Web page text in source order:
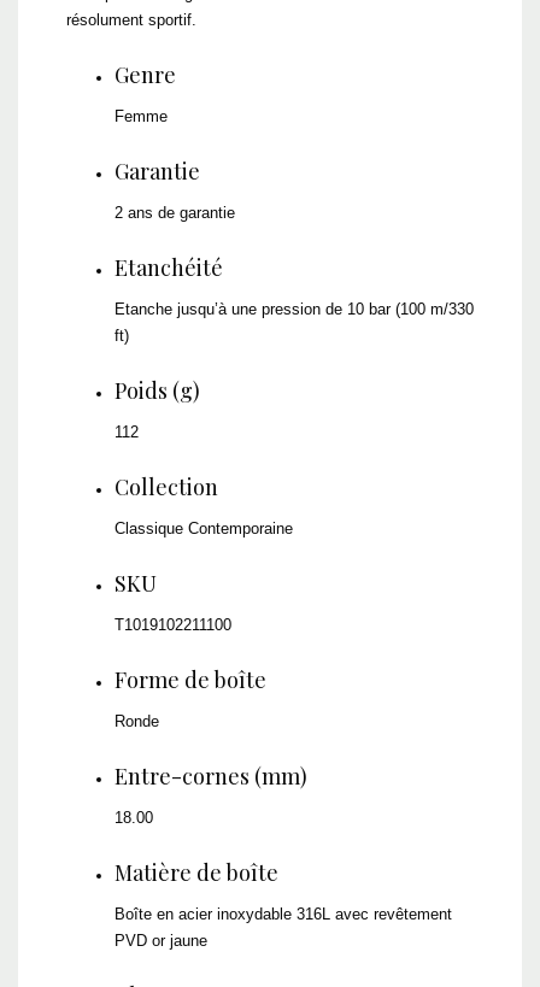
résolument sportif.
Genre
Femme
Garantie
2 ans de garantie
Etanchéité
Etanche jusqu’à une pression de 10 bar (100 m/330
ft)
Poids (g)
112
Collection
Classique Contemporaine
SKU
T1019102211100
Forme de boîte
Ronde
Entre-cornes (mm)
18.00
Matière de boîte
Boîte en acier inoxydable 316L avec revêtement
PVD or jaune